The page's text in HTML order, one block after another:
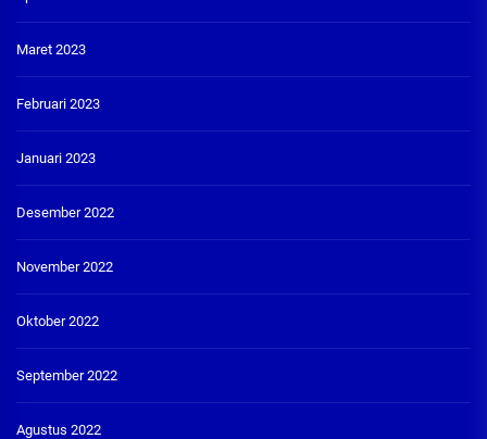
Maret 2023
Februari 2023
Januari 2023
Desember 2022
November 2022
Oktober 2022
September 2022
Agustus 2022